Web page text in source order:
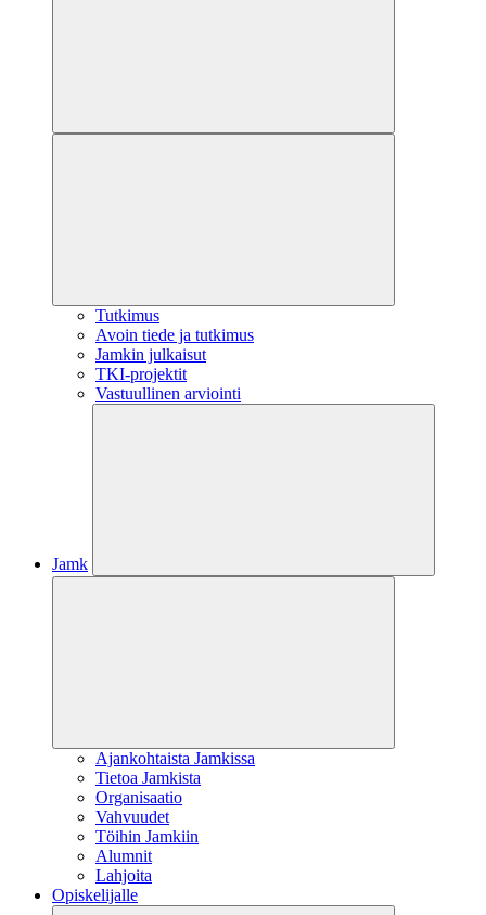
Tutkimus
Avoin tiede ja tutkimus
Jamkin julkaisut
TKI-projektit
Vastuullinen arviointi
Jamk
Ajankohtaista Jamkissa
Tietoa Jamkista
Organisaatio
Vahvuudet
Töihin Jamkiin
Alumnit
Lahjoita
Opiskelijalle